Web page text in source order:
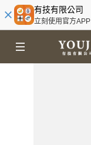
有技有限公司
立刻使用官方APP